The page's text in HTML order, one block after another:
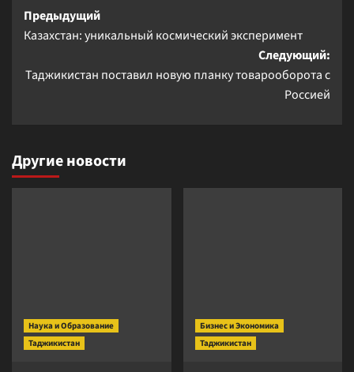
Навигация
записи
Предыдущий
Казахстан: уникальный космический эксперимент
Следующий:
Таджикистан поставил новую планку товарооборота с
Россией
Другие новости
Наука и Образование
Таджикистан
Бизнес и Экономика
Таджикистан